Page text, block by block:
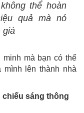
thể hoàn
quả mà nó
giá
minh mà bạn có thể
lên thành nhà
chiếu sáng thông